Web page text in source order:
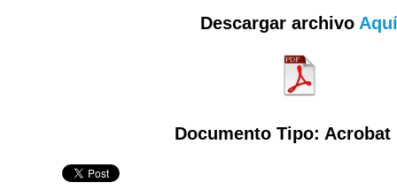
Descargar archivo Aquí
Documento Tipo: Acrobat